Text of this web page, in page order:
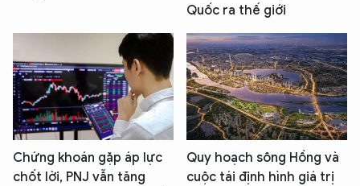
Quốc ra thế giới
Chứng khoán gặp áp lực
chốt lời, PNJ vẫn tăng
Quy hoạch sông Hồng và
cuộc tái định hình giá trị